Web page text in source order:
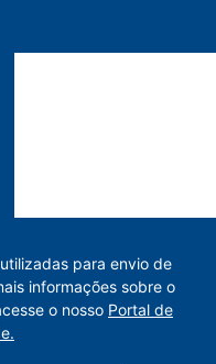
para envio de
informações sobre o
o nosso Portal de